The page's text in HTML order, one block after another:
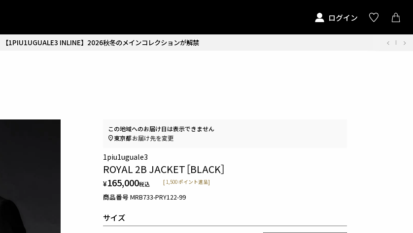
ログイン
【1PIU1UGUALE3 INLINE】2026秋冬のメインコレクションが解禁
1piu1uguale3
ROYAL 2B JACKET［BLACK］
¥165,000税込 [1,500ポイント進呈]
商品番号 MRB733-PRY122-99
サイズ
この地域へのお届け日は表示できません
東京都お届け先を変更